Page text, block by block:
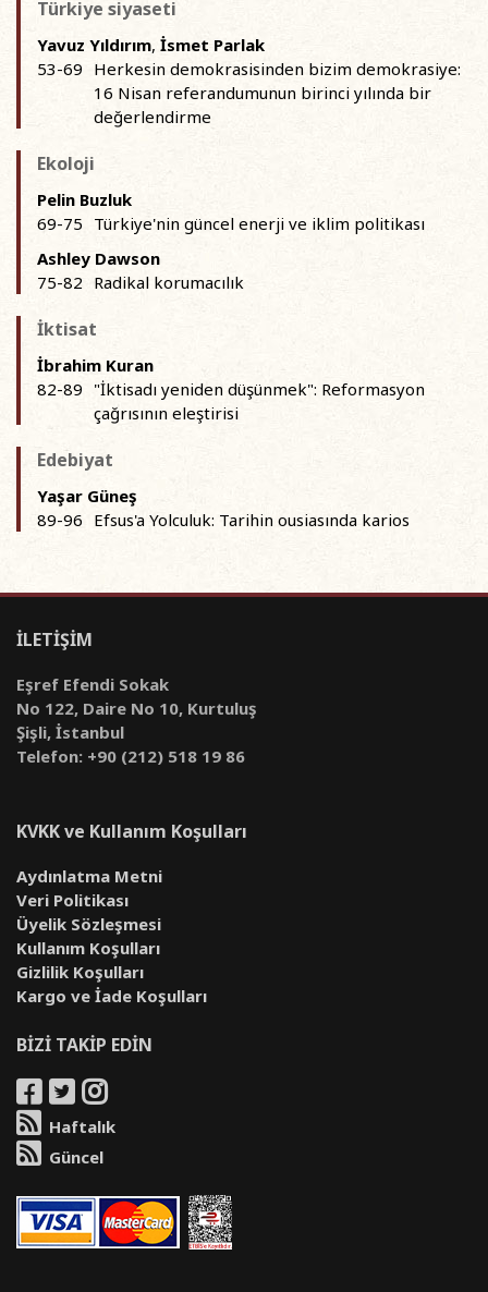
Türkiye siyaseti
Yavuz Yıldırım, İsmet Parlak
53-69 Herkesin demokrasisinden bizim demokrasiye:
16 Nisan referandumunun birinci yılında bir
değerlendirme
Ekoloji
Pelin Buzluk
69-75 Türkiye'nin güncel enerji ve iklim politikası
Ashley Dawson
75-82 Radikal korumacılık
İktisat
İbrahim Kuran
82-89 "İktisadı yeniden düşünmek": Reformasyon
çağrısının eleştirisi
Edebiyat
Yaşar Güneş
89-96 Efsus'a Yolculuk: Tarihin ousiasında karios
İLETİŞİM
Eşref Efendi Sokak
No 122, Daire No 10, Kurtuluş
Şişli, İstanbul
Telefon: +90 (212) 518 19 86
KVKK ve Kullanım Koşulları
Aydınlatma Metni
Veri Politikası
Üyelik Sözleşmesi
Kullanım Koşulları
Gizlilik Koşulları
Kargo ve İade Koşulları
BİZİ TAKİP EDİN
Haftalık
Güncel